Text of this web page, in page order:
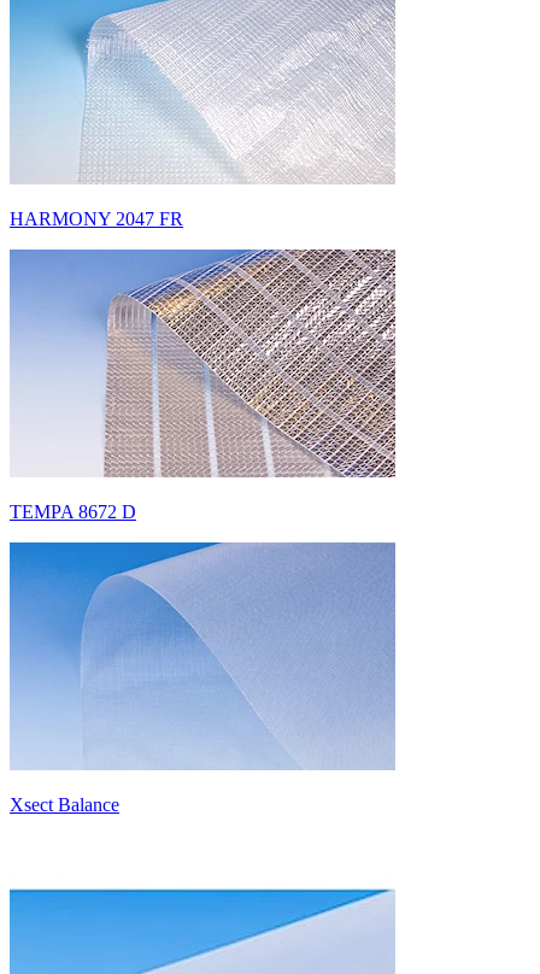
HARMONY 2047 FR
TEMPA 8672 D
Xsect Balance